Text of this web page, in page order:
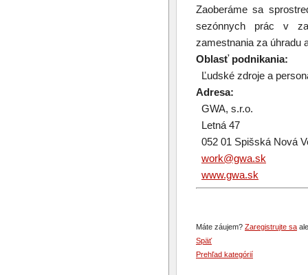
Zaoberáme sa
sezónnych prác v
zamestnania za úhradu
Oblasť podnikania:
Ľudské zdroje a
Adresa:
GWA, s.r.o.
Letná 47
052 01 Spišská Nová
work@gwa.sk
www.gwa.sk
Máte záujem? Zaregistrujte sa
Späť
Prehľad kategórií